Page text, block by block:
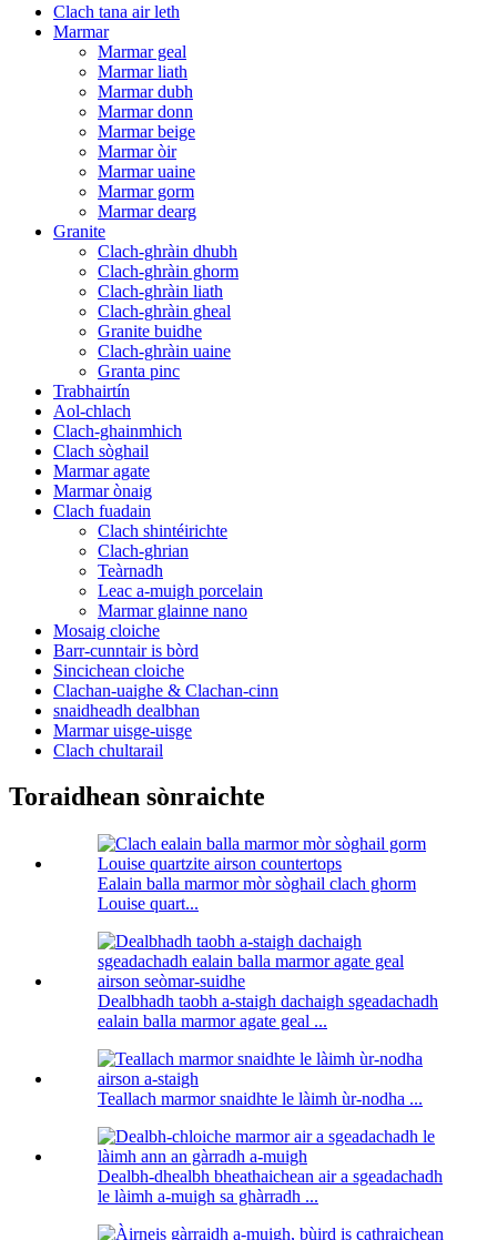
Clach tana air leth
Marmar
Marmar geal
Marmar liath
Marmar dubh
Marmar donn
Marmar beige
Marmar òir
Marmar uaine
Marmar gorm
Marmar dearg
Granite
Clach-ghràin dhubh
Clach-ghràin ghorm
Clach-ghràin liath
Clach-ghràin gheal
Granite buidhe
Clach-ghràin uaine
Granta pinc
Trabhairtín
Aol-chlach
Clach-ghainmhich
Clach sòghail
Marmar agate
Marmar ònaig
Clach fuadain
Clach shintéirichte
Clach-ghrian
Teàrnadh
Leac a-muigh porcelain
Marmar glainne nano
Mosaig cloiche
Barr-cunntair is bòrd
Sincichean cloiche
Clachan-uaighe & Clachan-cinn
snaidheadh ​​​​​​dealbhan
Marmar uisge-uisge
Clach chultarail
Toraidhean sònraichte
Ealain balla marmor mòr sòghail clach ghorm
Louise quart...
Dealbhadh taobh a-staigh dachaigh sgeadachadh
ealain balla marmor agate geal ...
Teallach marmor snaidhte le làimh ùr-nodha ...
Dealbh-dhealbh bheathaichean air a sgeadachadh
le làimh a-muigh sa ghàrradh ...